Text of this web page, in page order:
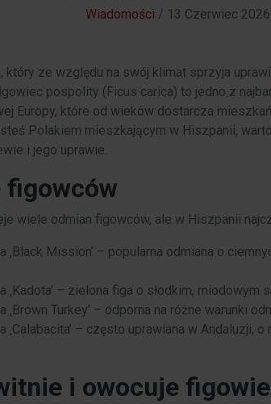
Wiadomości / 13 Czerwiec 2026
który ze względu na swój klimat sprzyja
pospolity (Ficus carica) to jedno z
Europy, które od wieków dostarcza
Polakiem mieszkającym w Hiszpanii,
i jego uprawie.
figowców
wiele odmian figowców, ale w Hiszpanii
‚Black Mission’ – popularna odmiana o
‚Kadota’ – zielona figa o słodkim, miodowym
‚Brown Turkey’ – odporna na różne warunki
‚Calabacita’ – często uprawiana w Andaluzji, o
i owocuje